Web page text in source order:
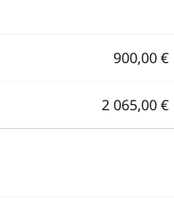
900,00 €
2 065,00 €